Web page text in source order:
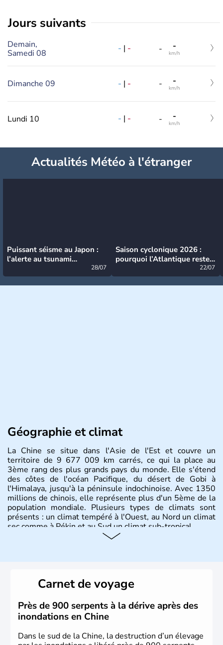
jours suivants
Demain,
Samedi 08
- | - - -
km/h
Dimanche 09 - | - - -
km/h
Lundi 10 - | - - -
km/h
Actualités Météo à l'étranger
Puissant séisme au Japon :
l’alerte au tsunami
28/07
Saison cyclonique 2026 :
pourquoi l’Atlantique reste
22/07
Géographie et climat
La Chine se situe dans l'Asie de l'Est et couvre un
territoire de 9 677 009 km carrés, ce qui la place au
3ème rang des plus grands pays du monde. Elle s'étend
des côtes de l'océan Pacifique, du désert de Gobi à
l'Himalaya, jusqu'à la péninsule indochinoise. Avec 1350
millions de chinois, elle représente plus d'un 5ème de la
population mondiale. Plusieurs types de climats sont
présents : un climat tempéré à l'Ouest, au Nord un climat
sec comme à Pékin et au Sud un climat sub-tropical.
dynasties. La dynastie Qing a été la dernière à régner
jusqu'aux guerres de l'opium lorsque la Chine s'est
constituée comme nation et a retrouvé son indépendance
en 1945. Illustre pays en matière d'inventions avant-
gardistes, la Chine a été la première utilisatrice du papier,
de l'imprimerie à caractères mobiles, de la boussole et de
la poudre à canon.
Carnet de voyage
Près de 900 serpents à la dérive après des
inondations en Chine
Dans le sud de la Chine, la destruction d’un élevage